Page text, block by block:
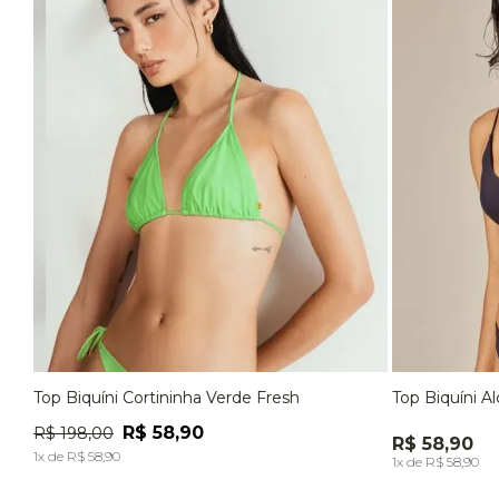
M
P
ADICIONAR À SACOLA
Top Biquíni Cortininha Verde Fresh
R$ 198,00 R$ 58,90
1x de R$ 58,90
P
Top Biquíni
R$ 58,90
1x de R$ 58,90